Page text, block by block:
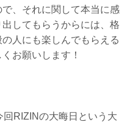
、それに関して本当に感
してもらうからには、格
人にも楽しんでもらえる
お願いします！
RIZINの大晦日という大